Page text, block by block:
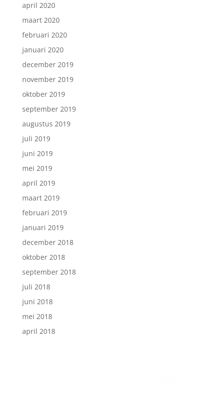
april 2020
maart 2020
februari 2020
januari 2020
december 2019
november 2019
oktober 2019
september 2019
augustus 2019
juli 2019
juni 2019
mei 2019
april 2019
maart 2019
februari 2019
januari 2019
december 2018
oktober 2018
september 2018
juli 2018
juni 2018
mei 2018
april 2018